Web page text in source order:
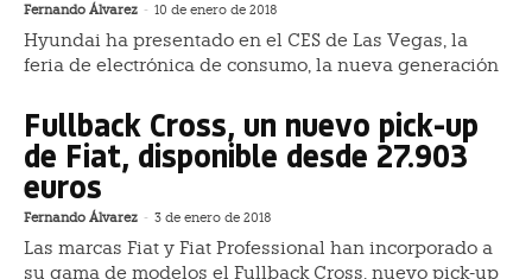
Fernando Álvarez - 10 de enero de 2018
Hyundai ha presentado en el CES de Las Vegas, la
feria de electrónica de consumo, la nueva generación
Fullback Cross, un nuevo pick-up
de Fiat, disponible desde 27.903
euros
Fernando Álvarez - 3 de enero de 2018
Las marcas Fiat y Fiat Professional han incorporado a
su gama de modelos el Fullback Cross, nuevo pick-up